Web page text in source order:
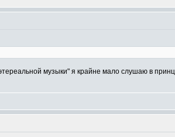
музыки" я крайне мало слушаю в